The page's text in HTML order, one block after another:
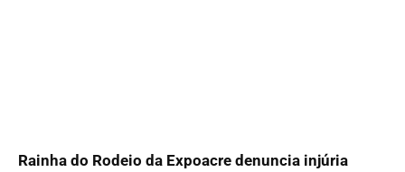
Rainha do Rodeio da Expoacre denuncia injúria